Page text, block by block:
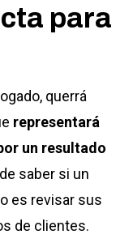
para
querrá
representará
un resultado
saber si un
es revisar sus
de clientes.